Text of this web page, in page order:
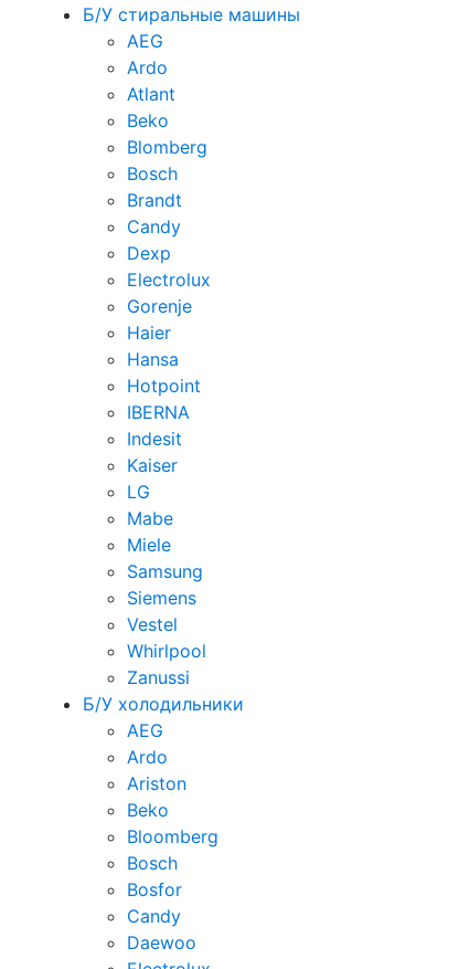
Б/У стиральные машины
AEG
Ardo
Atlant
Beko
Blomberg
Bosch
Brandt
Candy
Dexp
Electrolux
Gorenje
Haier
Hansa
Hotpoint
IBERNA
Indesit
Kaiser
LG
Mabe
Miele
Samsung
Siemens
Vestel
Whirlpool
Zanussi
Б/У холодильники
AEG
Ardo
Ariston
Beko
Bloomberg
Bosch
Bosfor
Candy
Daewoo